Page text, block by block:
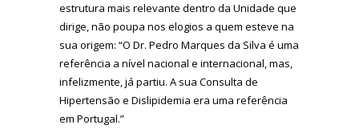
estrutura mais relevante dentro da Unidade que
dirige, não poupa nos elogios a quem esteve na
sua origem: “O Dr. Pedro Marques da Silva é uma
referência a nível nacional e internacional, mas,
infelizmente, já partiu. A sua Consulta de
Hipertensão e Dislipidemia era uma referência
em Portugal.”